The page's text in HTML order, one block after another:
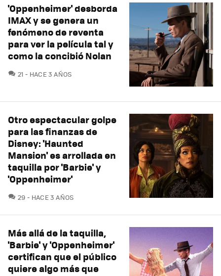
'Oppenheimer' desborda
IMAX y se genera un
fenómeno de reventa
para ver la película tal y
como la concibió Nolan
21 COMENTARIOS
HACE 3 AÑOS
Otro espectacular golpe
para las finanzas de
Disney: 'Haunted
Mansion' es arrollada en
taquilla por 'Barbie' y
'Oppenheimer'
29 COMENTARIOS
HACE 3 AÑOS
Más allá de la taquilla,
'Barbie' y 'Oppenheimer'
certifican que el público
quiere algo más que